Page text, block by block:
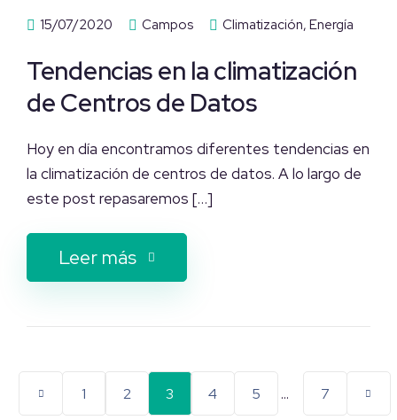
15/07/2020 Campos Climatización, Energía
Tendencias en la climatización
de Centros de Datos
Hoy en día encontramos diferentes tendencias en
la climatización de centros de datos. A lo largo de
este post repasaremos […]
Leer más
1 2 3 4 5 ... 7